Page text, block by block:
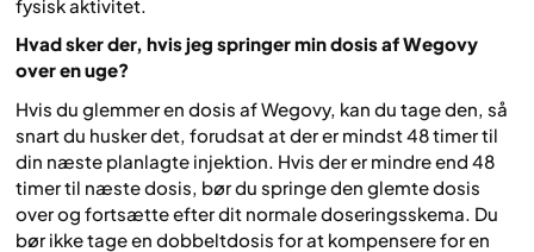
fysisk aktivitet.
Hvad sker der, hvis jeg springer min dosis af Wegovy
over en uge?
Hvis du glemmer en dosis af Wegovy, kan du tage den, så
snart du husker det, forudsat at der er mindst 48 timer til
din næste planlagte injektion. Hvis der er mindre end 48
timer til næste dosis, bør du springe den glemte dosis
over og fortsætte efter dit normale doseringsskema. Du
bør ikke tage en dobbeltdosis for at kompensere for en